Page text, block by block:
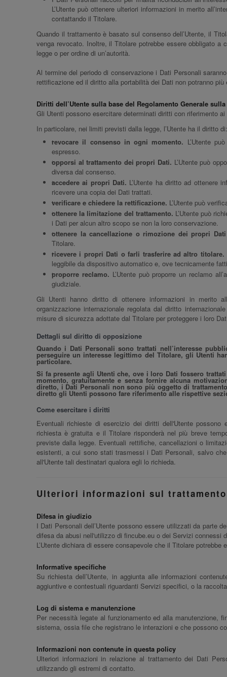
L’Utente può ottenere ulteriori informazioni in merito
contattando il Titolare.
Quando il trattamento è basato sul consenso dell’Utente, il
venga revocato. Inoltre, il Titolare potrebbe essere obbligato a
legge o per ordine di un’autorità.
Al termine del periodo di conservazione i Dati Personali
rettificazione ed il diritto alla portabilità dei Dati non potranno
Diritti dell’Utente sulla base del Regolamento Generale
Gli Utenti possono esercitare determinati diritti con riferimento
In particolare, nei limiti previsti dalla legge, l’Utente ha il diritto di:
revocare il consenso in ogni momento. L’Utente
espresso.
opporsi al trattamento dei propri Dati. L’Utente può
diversa dal consenso.
accedere ai propri Dati. L’Utente ha diritto ad ottenere
ricevere una copia dei Dati trattati.
verificare e chiedere la rettificazione. L’Utente può
ottenere la limitazione del trattamento. L’Utente può
i Dati per alcun altro scopo se non la loro conservazione.
ottenere la cancellazione o rimozione dei propri
Titolare.
ricevere i propri Dati o farli trasferire ad altro titolare.
leggibile da dispositivo automatico e, ove tecnicamente
proporre reclamo. L’Utente può proporre un reclamo
giudiziale.
Gli Utenti hanno diritto di ottenere informazioni in merito
organizzazione internazionale regolata dal diritto
misure di sicurezza adottate dal Titolare per proteggere i loro
Dettagli sul diritto di opposizione
Quando i Dati Personali sono trattati nell’interesse
perseguire un interesse legittimo del Titolare, gli Utenti
particolare.
Si fa presente agli Utenti che, ove i loro Dati fossero
momento, gratuitamente e senza fornire alcuna
diretto, i Dati Personali non sono più oggetto di
diretto gli Utenti possono fare riferimento alle rispettive
Come esercitare i diritti
Eventuali richieste di esercizio dei diritti dell'Utente
richiesta è gratuita e il Titolare risponderà nel più breve
previste dalla legge. Eventuali rettifiche, cancellazioni o
esistenti, a cui sono stati trasmessi i Dati Personali, salvo
all'Utente tali destinatari qualora egli lo richieda.
Ulteriori informazioni sul trattamento
Difesa in giudizio
I Dati Personali dell’Utente possono essere utilizzati da parte
difesa da abusi nell'utilizzo di fincube.eu o dei Servizi connessi
L’Utente dichiara di essere consapevole che il Titolare
Informative specifiche
Su richiesta dell’Utente, in aggiunta alle informazioni
aggiuntive e contestuali riguardanti Servizi specifici, o la
Log di sistema e manutenzione
Per necessità legate al funzionamento ed alla manutenzione,
sistema, ossia file che registrano le interazioni e che possono
Informazioni non contenute in questa policy
Ulteriori informazioni in relazione al trattamento dei Dati
utilizzando gli estremi di contatto.